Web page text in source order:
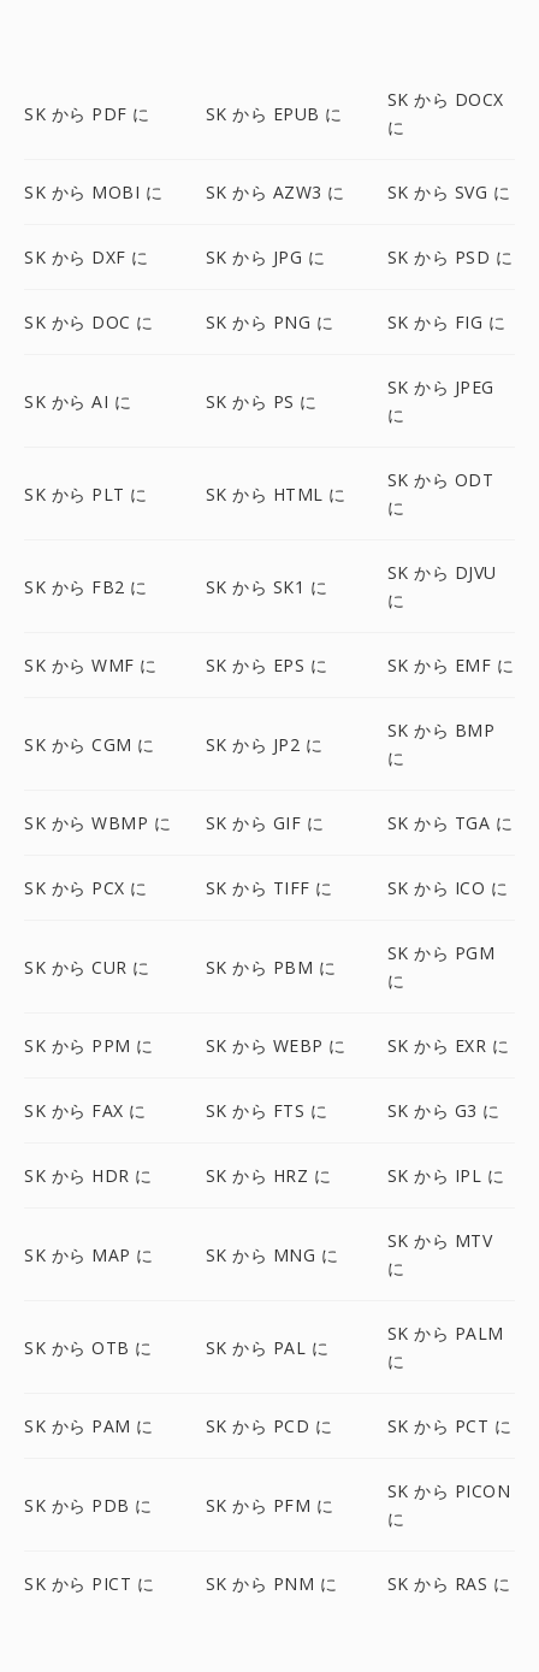
SK から PDF に SK から EPUB に
SK から DOCX
に
SK から MOBI に SK から AZW3 に SK から SVG に
SK から DXF に SK から JPG に SK から PSD に
SK から DOC に SK から PNG に SK から FIG に
SK から AI に SK から PS に
SK から JPEG
に
SK から PLT に SK から HTML に
SK から ODT
に
SK から FB2 に SK から SK1 に
SK から DJVU
に
SK から WMF に SK から EPS に SK から EMF に
SK から CGM に SK から JP2 に
SK から BMP
に
SK から WBMP に SK から GIF に SK から TGA に
SK から PCX に SK から TIFF に SK から ICO に
SK から CUR に SK から PBM に
SK から PGM
に
SK から PPM に SK から WEBP に SK から EXR に
SK から FAX に SK から FTS に SK から G3 に
SK から HDR に SK から HRZ に SK から IPL に
SK から MAP に SK から MNG に
SK から MTV
に
SK から OTB に SK から PAL に
SK から PALM
に
SK から PAM に SK から PCD に SK から PCT に
SK から PDB に SK から PFM に
SK から PICON
に
SK から PICT に SK から PNM に SK から RAS に